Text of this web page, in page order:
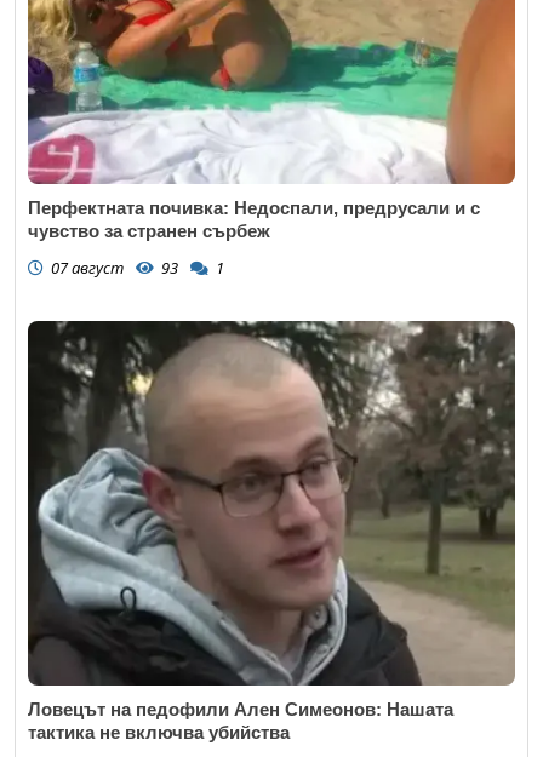
Перфектната почивка: Недоспали, предрусали и с
чувство за странен сърбеж
07 август 93 1
Ловецът на педофили Ален Симеонов: Нашата
тактика не включва убийства